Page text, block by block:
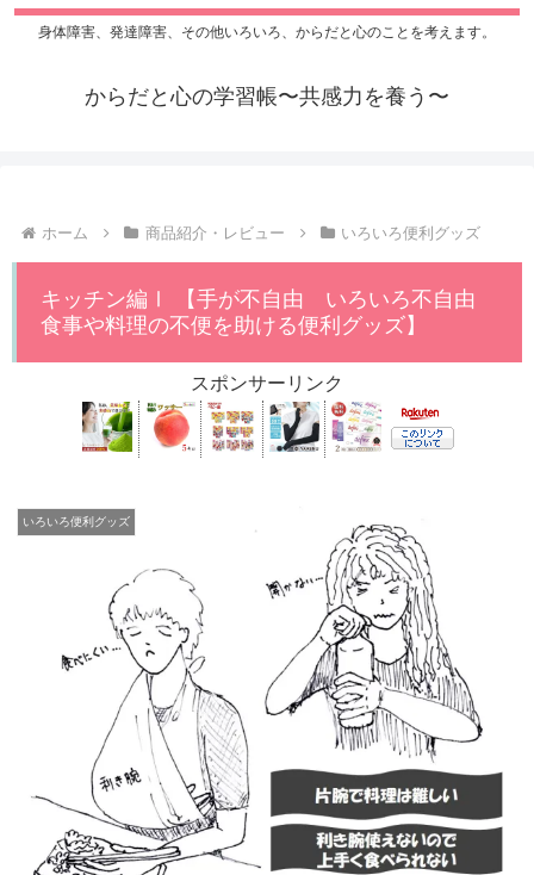
身体障害、発達障害、その他いろいろ、からだと心のことを考えます。
からだと心の学習帳〜共感力を養う〜
ホーム 商品紹介・レビュー いろいろ便利グッズ
キッチン編Ⅰ 【手が不自由 いろいろ不自由
食事や料理の不便を助ける便利グッズ】
スポンサーリンク
いろいろ便利グッズ